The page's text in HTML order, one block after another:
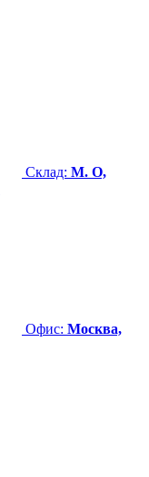
Склад: М. О,
Офис: Москва,